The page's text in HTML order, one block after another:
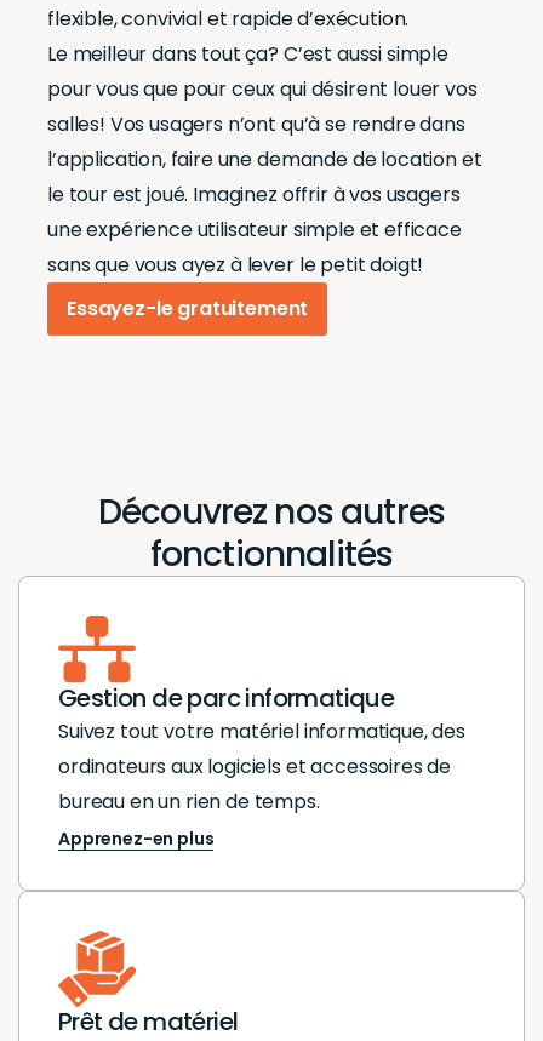
flexible, convivial et rapide d’exécution.
Le meilleur dans tout ça? C’est aussi simple
pour vous que pour ceux qui désirent louer vos
salles! Vos usagers n’ont qu’à se rendre dans
l’application, faire une demande de location et
le tour est joué. Imaginez offrir à vos usagers
une expérience utilisateur simple et efficace
sans que vous ayez à lever le petit doigt!
Essayez-le gratuitement
Découvrez nos autres
fonctionnalités
Gestion de parc informatique
Suivez tout votre matériel informatique, des
ordinateurs aux logiciels et accessoires de
bureau en un rien de temps.
Apprenez-en plus
Prêt de matériel